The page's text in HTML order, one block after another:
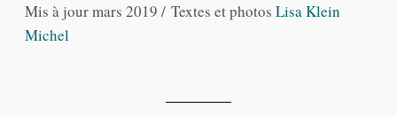
Mis à jour mars 2019 / Textes et photos Lisa Klein
Michel